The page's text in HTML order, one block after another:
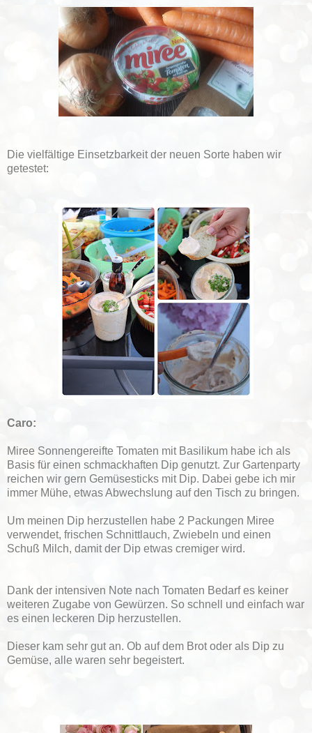
Die vielfältige Einsetzbarkeit der neuen Sorte haben wir
getestet:
Caro:
Miree Sonnengereifte Tomaten mit Basilikum habe ich als
Basis für einen schmackhaften Dip genutzt. Zur Gartenparty
reichen wir gern Gemüsesticks mit Dip. Dabei gebe ich mir
immer Mühe, etwas Abwechslung auf den Tisch zu bringen.
Um meinen Dip herzustellen habe 2 Packungen Miree
verwendet, frischen Schnittlauch, Zwiebeln und einen
Schuß Milch, damit der Dip etwas cremiger wird.
Dank der intensiven Note nach Tomaten Bedarf es keiner
weiteren Zugabe von Gewürzen. So schnell und einfach war
es einen leckeren Dip herzustellen.
Dieser kam sehr gut an. Ob auf dem Brot oder als Dip zu
Gemüse, alle waren sehr begeistert.